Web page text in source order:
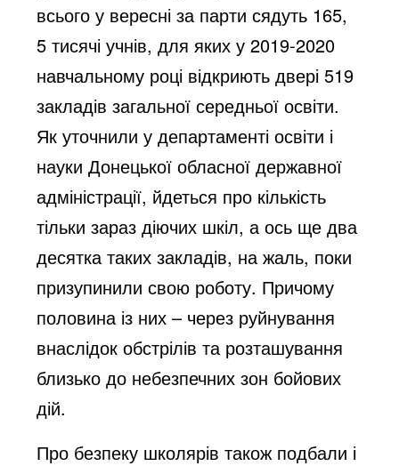
всього у вересні за парти сядуть 165,
5 тисячі учнів, для яких у 2019-2020
навчальному році відкриють двері 519
закладів загальної середньої освіти.
Як уточнили у департаменті освіти і
науки Донецької обласної державної
адміністрації, йдеться про кількість
тільки зараз діючих шкіл, а ось ще два
десятка таких закладів, на жаль, поки
призупинили свою роботу. Причому
половина із них – через руйнування
внаслідок обстрілів та розташування
близько до небезпечних зон бойових
дій.
Про безпеку школярів також подбали і